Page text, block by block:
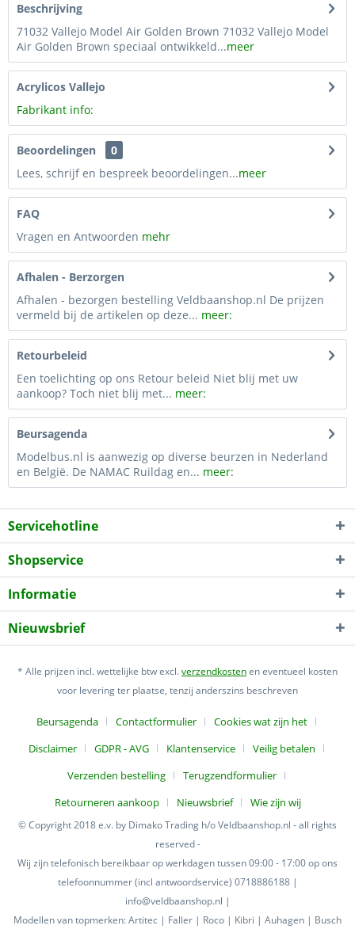
Beschrijving
71032 Vallejo Model Air Golden Brown 71032 Vallejo Model
Air Golden Brown speciaal ontwikkeld...meer
Acrylicos Vallejo
Fabrikant info:
Beoordelingen
0
Lees, schrijf en bespreek beoordelingen...meer
FAQ
Vragen en Antwoorden mehr
Afhalen - Berzorgen
Afhalen - bezorgen bestelling Veldbaanshop.nl De prijzen
vermeld bij de artikelen op deze... meer:
Retourbeleid
Een toelichting op ons Retour beleid Niet blij met uw
aankoop? Toch niet blij met... meer:
Beursagenda
Modelbus.nl is aanwezig op diverse beurzen in Nederland
en België. De NAMAC Ruildag en... meer:
Servicehotline
Shopservice
Informatie
Nieuwsbrief
* Alle prijzen incl. wettelijke btw excl.verzendkostenen eventueel kosten
voor levering ter plaatse, tenzij anderszins beschreven
Beursagenda Contactformulier
Cookies wat zijn het
Disclaimer
GDPR - AVG Klantenservice
Veilig betalen
Verzenden bestelling
Terugzendformulier
Retourneren aankoop
Nieuwsbrief Wie zijn wij
© Copyright 2018 e.v. by Dimako Trading h/o Veldbaanshop.nl - all rights
reserved -
Wij zijn telefonisch bereikbaar op werkdagen tussen 09:00 - 17:00 op ons
telefoonnummer (incl antwoordservice) 0718886188 |
info@veldbaanshop.nl |
Modellen van topmerken: Artitec | Faller | Roco | Kibri | Auhagen | Busch